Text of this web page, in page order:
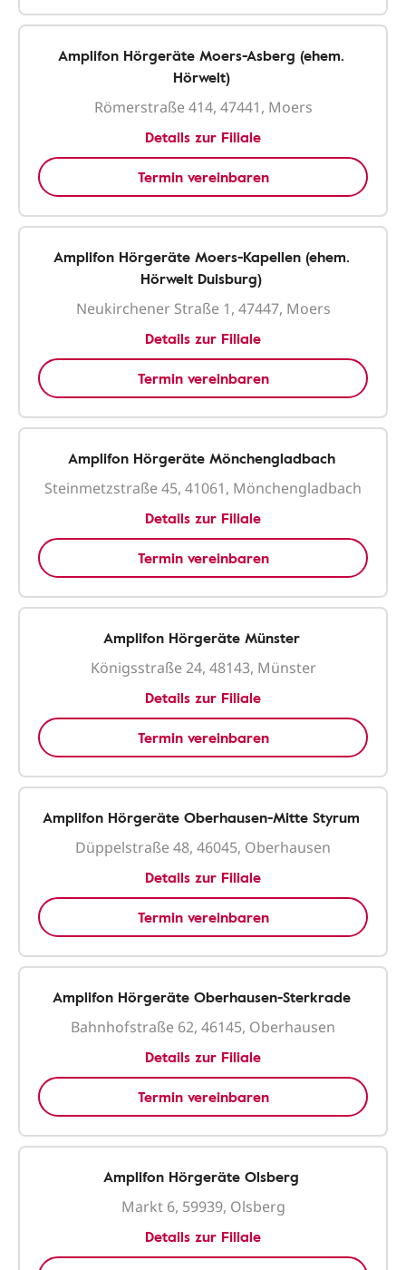
Amplifon Hörgeräte Moers-Asberg (ehem.
Hörwelt)
Römerstraße 414, 47441, Moers
Details zur Filiale
Termin vereinbaren
Amplifon Hörgeräte Moers-Kapellen (ehem.
Hörwelt Duisburg)
Neukirchener Straße 1, 47447, Moers
Details zur Filiale
Termin vereinbaren
Amplifon Hörgeräte Mönchengladbach
Steinmetzstraße 45, 41061, Mönchengladbach
Details zur Filiale
Termin vereinbaren
Amplifon Hörgeräte Münster
Königsstraße 24, 48143, Münster
Details zur Filiale
Termin vereinbaren
Amplifon Hörgeräte Oberhausen-Mitte Styrum
Düppelstraße 48, 46045, Oberhausen
Details zur Filiale
Termin vereinbaren
Amplifon Hörgeräte Oberhausen-Sterkrade
Bahnhofstraße 62, 46145, Oberhausen
Details zur Filiale
Termin vereinbaren
Amplifon Hörgeräte Olsberg
Markt 6, 59939, Olsberg
Details zur Filiale